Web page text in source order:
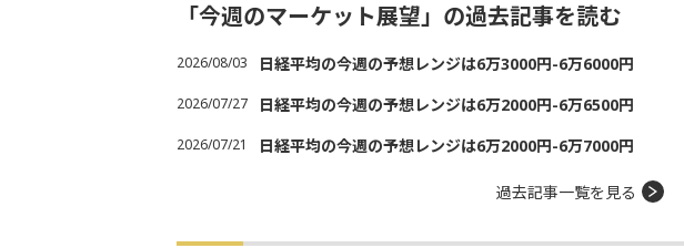
「今週のマーケット展望」の過去記事を読む
2026/08/03 日経平均の今週の予想レンジは6万3000円-6万6000円
2026/07/27 日経平均の今週の予想レンジは6万2000円-6万6500円
2026/07/21 日経平均の今週の予想レンジは6万2000円-6万7000円
過去記事一覧を見る